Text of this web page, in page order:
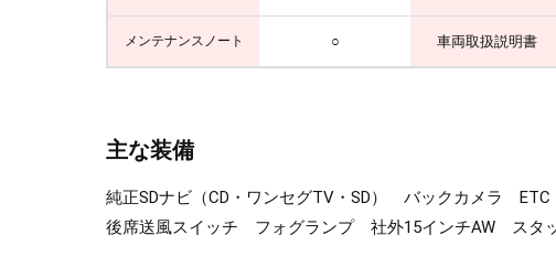
メンテナンスノート ○ 車両取扱説明書
主な装備
純正SDナビ（CD・ワンセグTV・SD） バックカメラ
後席送風スイッチ フォグランプ 社外15インチAW スタ